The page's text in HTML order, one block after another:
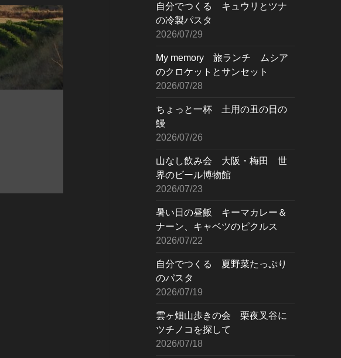
自分でつくる キュウリとツナ
の冷製パスタ
2026/07/29
My memory 旅ランチ ムシア
のクロケットとサンセット
2026/07/28
ちょっと一杯 土用の丑の日の
鰻
2026/07/26
山なし飲み会 大阪・梅田 世
界のビール博物館
2026/07/23
暑い日の昼飯 キーマカレー＆
ナーン、キャベツのピクルス
2026/07/22
自分でつくる 夏野菜たっぷり
のパスタ
2026/07/19
雲ヶ畑山歩きの会 栗夜叉谷に
ツチノコを探して
2026/07/18